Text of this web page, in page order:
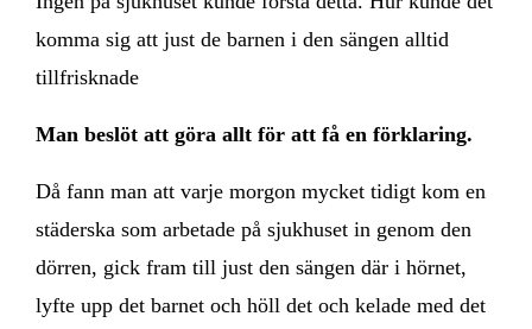
komma sig att just de barnen i den sängen alltid
tillfrisknade
Man beslöt att göra allt för att få en förklaring.
Då fann man att varje morgon mycket tidigt kom en
städerska som arbetade på sjukhuset in genom den
dörren, gick fram till just den sängen där i hörnet,
lyfte upp det barnet och höll det och kelade med det